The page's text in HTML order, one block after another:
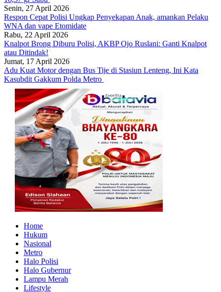
Senin, 27 April 2026
Respon Cepat Polisi Ungkap Penyekapan Anak, amankan Pelaku
WNA dan vape Etomidate
Rabu, 22 April 2026
Knalpot Brong Diburu Polisi, AKBP Ojo Ruslani: Ganti Knalpot
atau Ditindak!
Jumat, 17 April 2026
Adu Kuat Motor dengan Bus Tije di Stasiun Lenteng, Ini Kata
Kasubdit Gakkum Polda Metro
Home
Hukum
Nasional
Metro
Halo Polisi
Halo Gubernur
Lampu Merah
Lifestyle